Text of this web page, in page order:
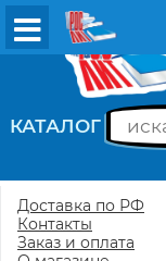
КАТАЛОГ
Доставка по РФ
Контакты
Заказ и оплата